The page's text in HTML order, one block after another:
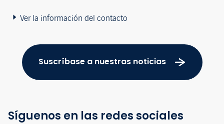
Ver la información del contacto
Suscríbase a nuestras noticias
Síguenos en las redes sociales